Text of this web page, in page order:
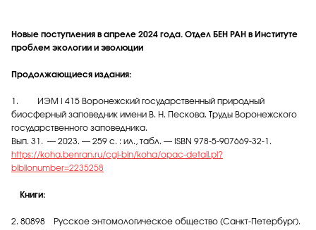
Новые поступления в апреле 2024 года. Отдел БЕН РАН в Институте
проблем экологии и эволюции
Продолжающиеся издания:
1. ИЭМ I 415 Воронежский государственный природный
биосферный заповедник имени В. Н. Пескова. Труды Воронежского
государственного заповедника.
Вып. 31. — 2023. — 259 с. : ил., табл. — ISBN 978-5-907669-32-1.
https://koha.benran.ru/cgi-bin/koha/opac-detail.pl?
biblionumber=2235258
Книги:
2. 80898 Русское энтомологическое общество (Санкт-Петербург).